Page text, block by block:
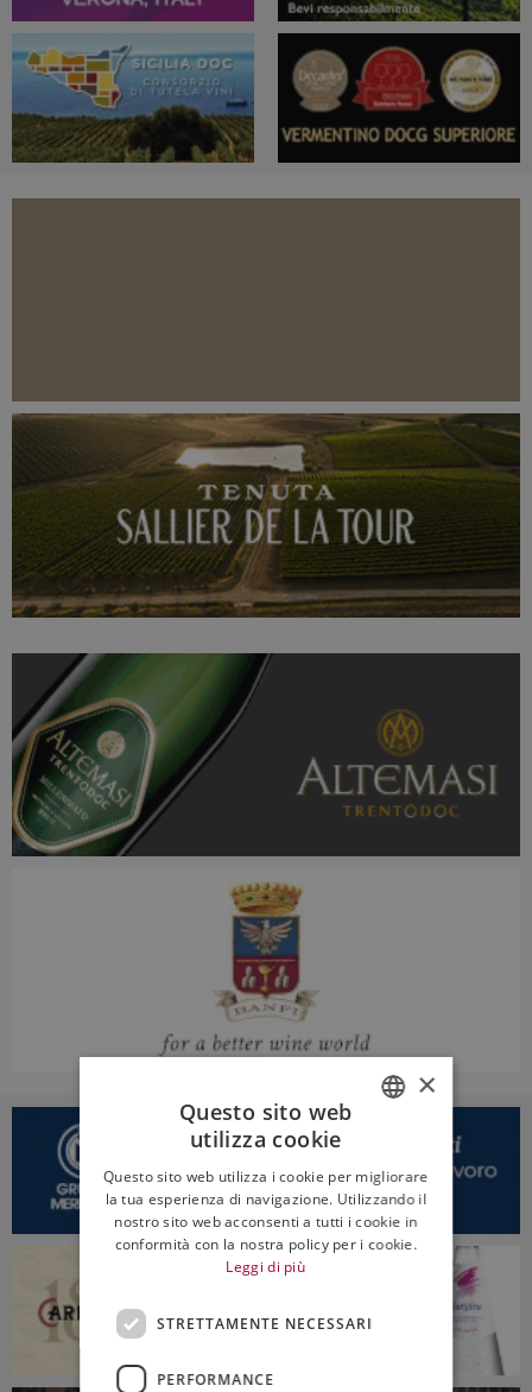
ENGLISH
×
Questo sito web
utilizza cookie
Questo sito web utilizza i cookie per migliorare
la tua esperienza di navigazione. Utilizzando il
nostro sito web acconsenti a tutti i cookie in
conformità con la nostra policy per i cookie.
Leggi di più
STRETTAMENTE NECESSARI
PERFORMANCE